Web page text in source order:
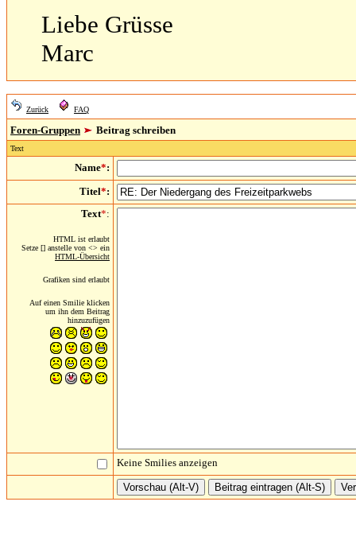
Liebe Grüsse
Marc
Zurück FAQ
Foren-Gruppen Beitrag schreiben
Text
Name*:
Titel*:
Text*:
HTML ist erlaubt
Setze [] anstelle von <> ein
HTML-Übersicht
Grafiken sind erlaubt
Auf einen Smilie klicken
um ihn dem Beitrag
hinzuzufügen
Keine Smilies anzeigen